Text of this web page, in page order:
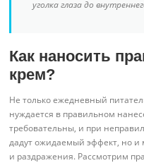
уголка глаза до
Как наносить
крем?
Не только ежедневный
нуждается в правильном
требовательны, и при
дадут ожидаемый эффект, но и
и раздражения. Рассмотрим